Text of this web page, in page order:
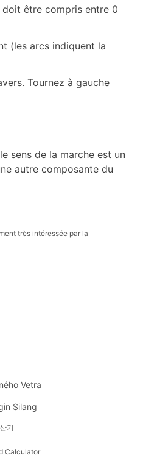
être compris entre 0
(les arcs indiquent la
Tournez à gauche
sens de la marche est un
autre composante du
très intéressée par la
Vetra
Silang
기
Calculator